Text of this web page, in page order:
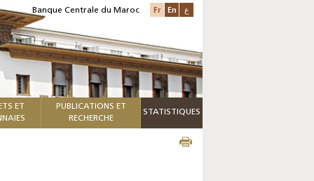
Banque Centrale du Maroc Fr En ع
ET
PUBLICATIONS ET
RECHERCHE
STATISTIQUES